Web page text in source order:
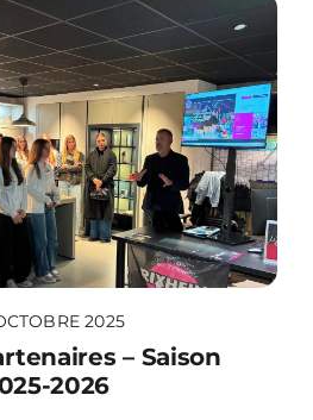
2025
– Saison
2026